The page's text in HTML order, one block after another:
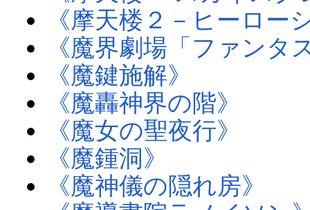
《摩天楼２－ヒーロー
《魔界劇場「ファン
《魔鍵施解》
《魔轟神界の階》
《魔女の聖夜行》
《魔鍾洞》
《魔神儀の隠れ房》